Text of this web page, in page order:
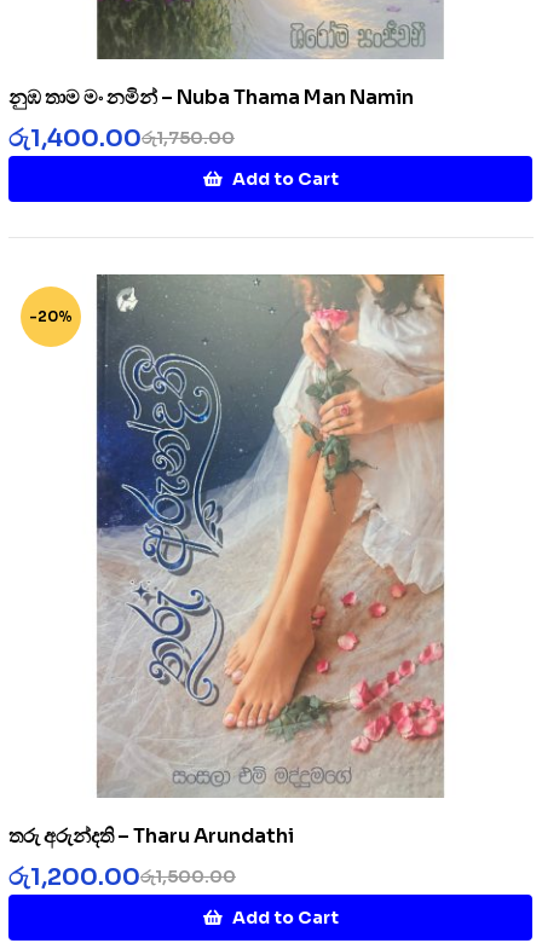
නුඹ තාම මං නමින් – Nuba Thama Man Namin
රු1,750.00
රු1,400.00
Add to Cart
-20%
තරු අරුන්දති – Tharu Arundathi
රු1,500.00
රු1,200.00
Add to Cart